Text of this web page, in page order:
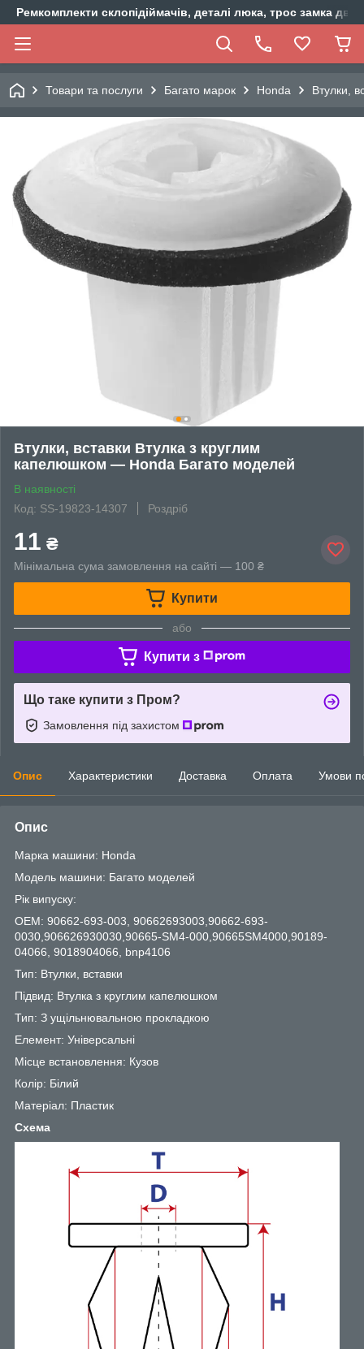
Ремкомплекти склопідіймачів, деталі люка, трос замка
Товари та послуги Багато марок Honda Втулки,
Втулки, вставки Втулка з круглим
капелюшком — Honda Багато моделей
В наявності
Код: SS-19823-14307
Роздріб
11 ₴
Мінімальна сума замовлення на сайті — 100 ₴
Купити
або
Купити з
Що таке купити з Пром?
Замовлення під захистом
Опис Характеристики Доставка Оплата Умови
Опис
Марка машини: Honda
Модель машини: Багато моделей
Рік випуску:
OEM: 90662-693-003, 90662693003,90662-693-
0030,906626930030,90665-SM4-000,90665SM4000,90189-
04066, 9018904066, bnp4106
Тип: Втулки, вставки
Підвид: Втулка з круглим капелюшком
Тип: З ущільнювальною прокладкою
Елемент: Універсальні
Місце встановлення: Кузов
Колір: Білий
Матеріал: Пластик
Схема